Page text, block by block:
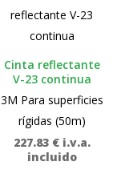
Cinta reflectante
V-23 continua
3M Para superficies
rígidas (50m)
227.83 € i.v.a.
incluido